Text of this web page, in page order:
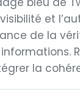
et
de la
la